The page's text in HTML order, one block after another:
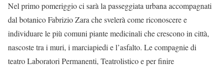
Nel primo pomeriggio ci sarà la passeggiata urbana accompagnati
dal botanico Fabrizio Zara che svelerà come riconoscere e
individuare le più comuni piante medicinali che crescono in città,
nascoste tra i muri, i marciapiedi e l’asfalto. Le compagnie di
teatro Laboratori Permanenti, Teatrolistico e per finire